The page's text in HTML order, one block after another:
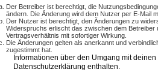
Der Betreiber ist berechtigt, die
ändern. Die Änderung wird dem Nutzer per E-Mail
Der Nutzer ist berechtigt, den Änderungen zu
Widerspruchs erlischt das zwischen dem Betreiber
Vertragsverhältnis mit sofortiger Wirkung.
Die Änderungen gelten als anerkannt und
zugestimmt hat.
Informationen über den Umgang mit
Datenschutzerklärung enthalten.